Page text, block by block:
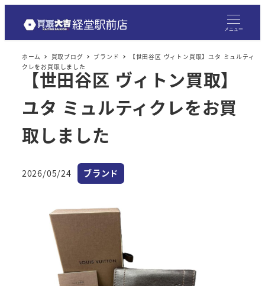
メニュー
ホーム 買取ブログ ブランド
【世田谷区 ヴィトン買取】ユタ ミュルティ
クレをお買取しました
【世田谷区 ヴィトン買取】
ユタ ミュルティクレをお買
取しました
投稿日
2026/05/24 カテゴリー
ブランド